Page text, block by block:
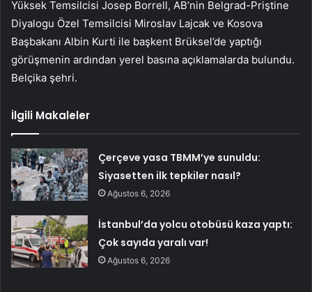
Yüksek Temsilcisi Josep Borrell, AB’nin Belgrad-Priştine
Diyalogu Özel Temsilcisi Miroslav Lajcak ve Kosova
Başbakanı Albin Kurti ile başkent Brüksel’de yaptığı
görüşmenin ardından yerel basına açıklamalarda bulundu.
Belçika şehri.
İlgili Makaleler
Çerçeve yasa TBMM’ye sunuldu:
Siyasetten ilk tepkiler nasıl?
Ağustos 6, 2026
İstanbul’da yolcu otobüsü kaza yaptı:
Çok sayıda yaralı var!
Ağustos 6, 2026